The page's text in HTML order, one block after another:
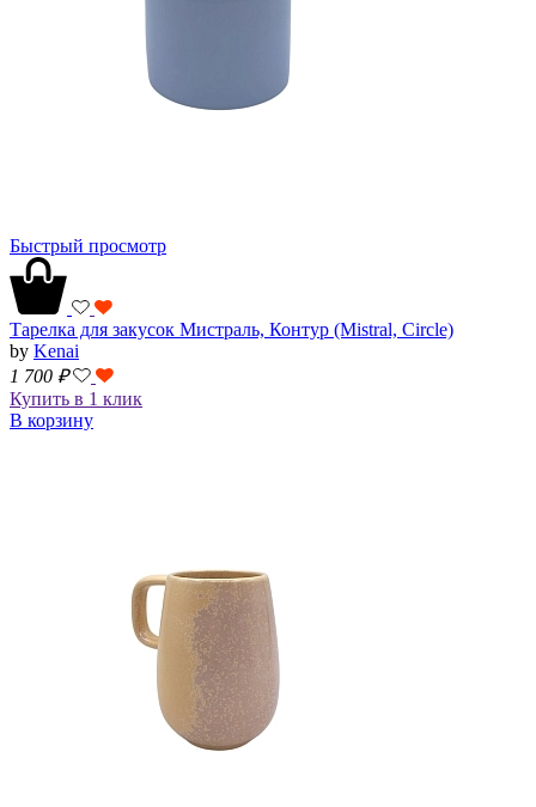
Быстрый просмотр
Тарелка для закусок Мистраль, Контур (Mistral, Circle)
by Kenai
1 700 ₽
Купить в 1 клик
В корзину